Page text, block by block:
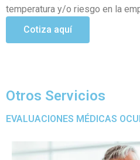
temporal propia del trabajo.
Cotiza aquí
Otros Servicios
EVALUACIONES MÉDICAS